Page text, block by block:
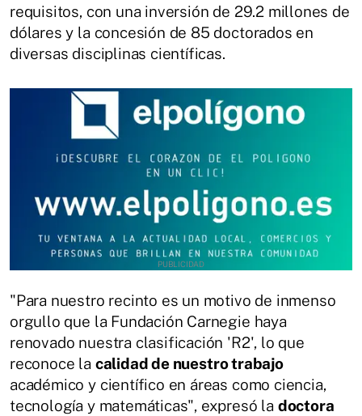
requisitos, con una inversión de 29.2 millones de
dólares y la concesión de 85 doctorados en
diversas disciplinas científicas.
"Para nuestro recinto es un motivo de inmenso
orgullo que la Fundación Carnegie haya
renovado nuestra clasificación 'R2', lo que
reconoce la calidad de nuestro trabajo
académico y científico en áreas como ciencia,
tecnología y matemáticas", expresó la doctora